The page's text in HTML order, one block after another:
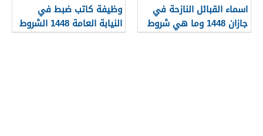
اسماء القبائل النازحة في
جازان 1448 وما هي شروط
تجنيسها
وظيفة كاتب ضبط في
النيابة العامة 1448 الشروط
وطريقة التقديم